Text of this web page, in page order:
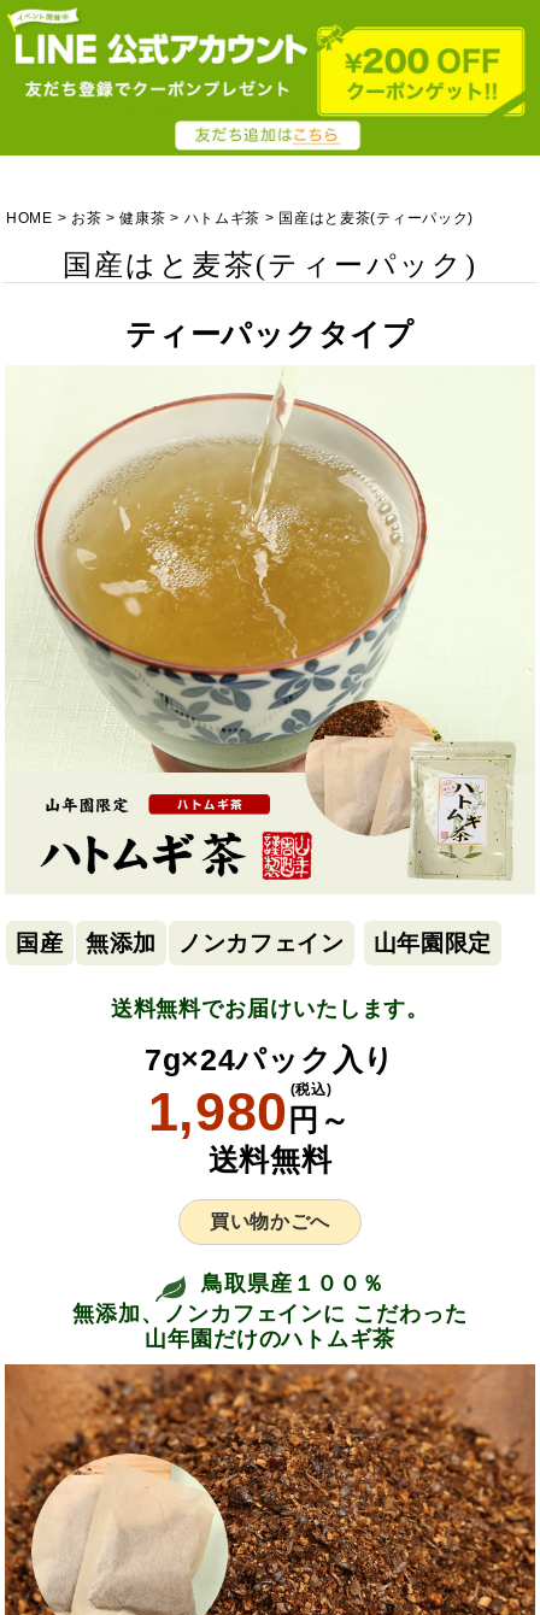
HOME お茶 健康茶 ハトムギ茶 国産はと麦茶(ティーパック)
国産はと麦茶(ティーパック)
ティーパックタイプ
国産 無添加 ノンカフェイン 山年園限定
送料無料でお届けいたします。
7g×24パック入り
1,980 円～
(税込)
送料無料
買い物かごへ
鳥取県産１００％
無添加、ノンカフェインに こだわった
山年園だけのハトムギ茶